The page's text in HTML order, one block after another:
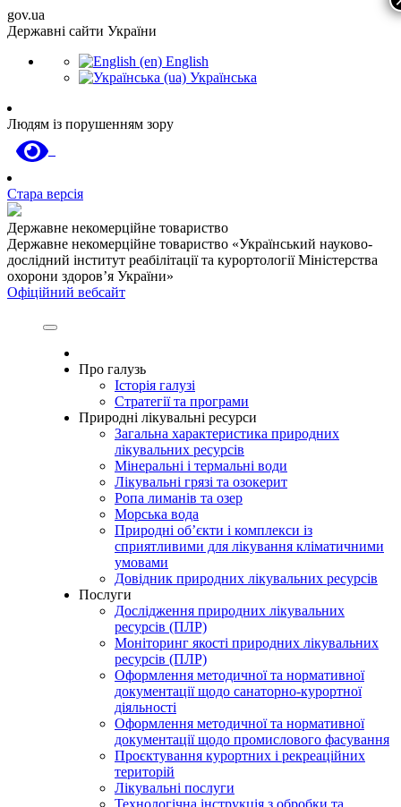
gov.ua
Державні сайти України
English
Українська
Людям із порушенням зору
Стара версія
Державне некомерційне товариство
Державне некомерційне товариство «Український науково-
дослідний інститут реабілітації та курортології Міністерства
охорони здоров’я України»
Офіційний вебсайт
Про галузь
Історія галузі
Стратегії та програми
Природні лікувальні ресурси
Загальна характеристика природних
лікувальних ресурсів
Мінеральні і термальні води
Лікувальні грязі та озокерит
Ропа лиманів та озер
Морська вода
Природні об’єкти і комплекси із
сприятливими для лікування кліматичними
умовами
Довідник природних лікувальних ресурсів
Послуги
Дослідження природних лікувальних
ресурсів (ПЛР)
Моніторинг якості природних лікувальних
ресурсів (ПЛР)
Оформлення методичної та нормативної
документації щодо санаторно-курортної
діяльності
Оформлення методичної та нормативної
документації щодо промислового фасування
Проєктування курортних і рекреаційних
територій
Лікувальні послуги
Технологічна інструкція з обробки та